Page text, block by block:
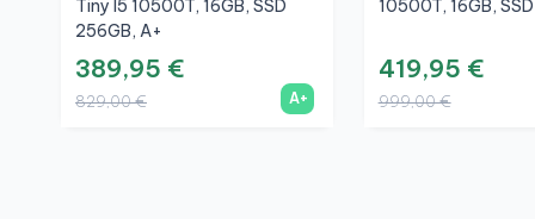
Tiny I5 10500T, 16GB, SSD
256GB, A+
389,95 €
829,00 € A+
10500T, 16GB,
419,95 €
999,00 €